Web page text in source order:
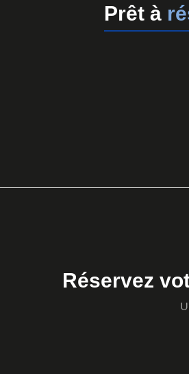
Prêt à
Réservez